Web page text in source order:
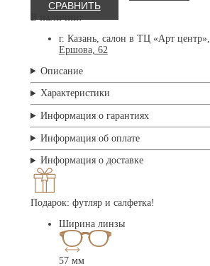
СРАВНИТЬ
В наличии:
г. Казань, салон в ТЦ «Арт центр»,
Ершова, 62
Описание
Характеристики
Информация о гарантиях
Информация об оплате
Информация о доставке
Подарок: футляр и салфетка!
Ширина линзы
57 мм